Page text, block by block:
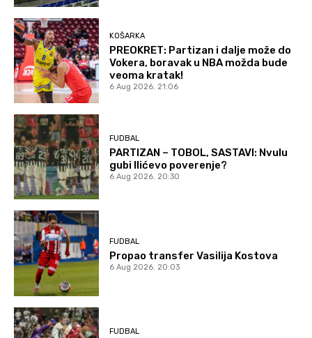
KOŠARKA
PREOKRET: Partizan i dalje može do
Vokera, boravak u NBA možda bude
veoma kratak!
6 Aug 2026. 21:06
FUDBAL
PARTIZAN – TOBOL, SASTAVI: Nvulu
gubi Ilićevo poverenje?
6 Aug 2026. 20:30
FUDBAL
Propao transfer Vasilija Kostova
6 Aug 2026. 20:03
FUDBAL